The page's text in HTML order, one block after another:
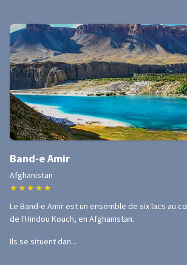
Band-e Amir
Afghanistan
★ ★ ★ ★ ★
Le Band-e Amir est un ensemble de six lacs au
de l'Hindou Kouch, en Afghanistan.
Ils se situent dan...